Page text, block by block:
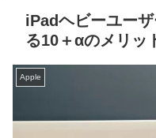
iPadヘビーユー
る10＋αのメリッ
Apple